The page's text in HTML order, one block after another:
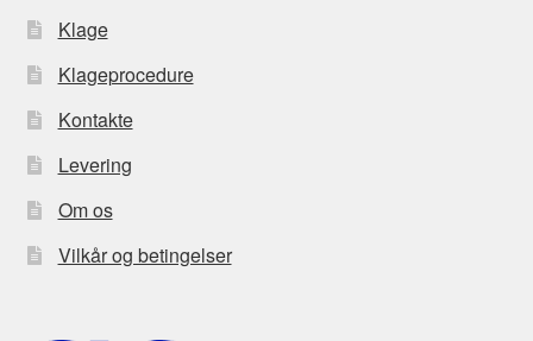
Klage
Klageprocedure
Kontakte
Levering
Om os
Vilkår og betingelser